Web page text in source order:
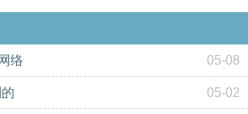
络 05-08
05-02